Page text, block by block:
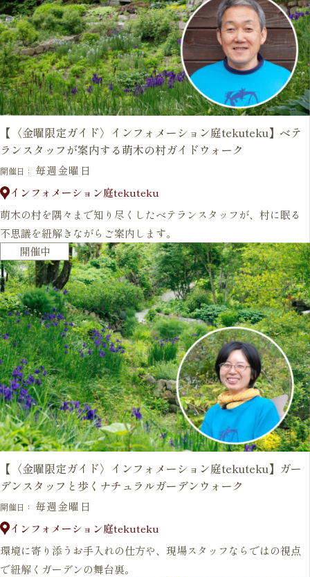
【〈金曜限定ガイド〉インフォメーション庭tekuteku】ベテ
ランスタッフが案内する萌木の村ガイドウォーク
開催日： 毎週金曜日
インフォメーション庭tekuteku
萌木の村を隅々まで知り尽くしたベテランスタッフが、村に眠る
不思議を紐解きながらご案内します。
開催中
【〈金曜限定ガイド〉インフォメーション庭tekuteku】ガー
デンスタッフと歩くナチュラルガーデンウォーク
開催日： 毎週金曜日
インフォメーション庭tekuteku
環境に寄り添うお手入れの仕方や、現場スタッフならではの視点
で紐解くガーデンの舞台裏。